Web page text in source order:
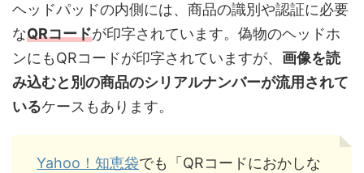
ヘッドパッドの内側には、商品の識別や認証に必要
なQRコードが印字されています。偽物のヘッドホ
ンにもQRコードが印字されていますが、 画像を読
み込むと別の商品のシリアルナンバーが流用されて
いるケースもあります。
Yahoo！知恵袋でも「QRコードにおかしな